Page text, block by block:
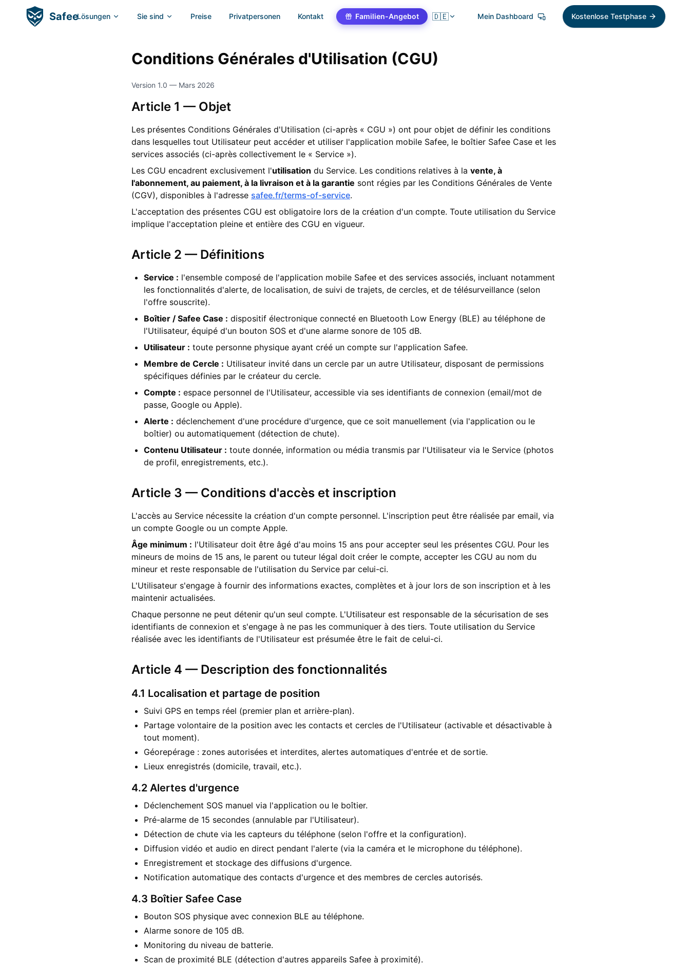
SafeeLösungen Sie sind Preise Privatpersonen Kontakt Familien-Angebot 🇩🇪 Mein Dashboard Kostenlose Testphase
Conditions Générales d'Utilisation (CGU)
Version 1.0 — Mars 2026
Article 1 — Objet
Les présentes Conditions Générales d'Utilisation (ci-après « CGU ») ont pour objet de définir les conditions
dans lesquelles tout Utilisateur peut accéder et utiliser l'application mobile Safee, le boîtier Safee Case et les
services associés (ci-après collectivement le « Service »).
Les CGU encadrent exclusivement l'utilisation du Service. Les conditions relatives à la vente, à
l'abonnement, au paiement, à la livraison et à la garantie sont régies par les Conditions Générales de Vente
(CGV), disponibles à l'adresse safee.fr/terms-of-service.
L'acceptation des présentes CGU est obligatoire lors de la création d'un compte. Toute utilisation du Service
implique l'acceptation pleine et entière des CGU en vigueur.
Article 2 — Définitions
Service : l'ensemble composé de l'application mobile Safee et des services associés, incluant notamment
les fonctionnalités d'alerte, de localisation, de suivi de trajets, de cercles, et de télésurveillance (selon
l'offre souscrite).
Boîtier / Safee Case : dispositif électronique connecté en Bluetooth Low Energy (BLE) au téléphone de
l'Utilisateur, équipé d'un bouton SOS et d'une alarme sonore de 105 dB.
Utilisateur : toute personne physique ayant créé un compte sur l'application Safee.
Membre de Cercle : Utilisateur invité dans un cercle par un autre Utilisateur, disposant de permissions
spécifiques définies par le créateur du cercle.
Compte : espace personnel de l'Utilisateur, accessible via ses identifiants de connexion (email/mot de
passe, Google ou Apple).
Alerte : déclenchement d'une procédure d'urgence, que ce soit manuellement (via l'application ou le
boîtier) ou automatiquement (détection de chute).
Contenu Utilisateur : toute donnée, information ou média transmis par l'Utilisateur via le Service (photos
de profil, enregistrements, etc.).
Article 3 — Conditions d'accès et inscription
L'accès au Service nécessite la création d'un compte personnel. L'inscription peut être réalisée par email, via
un compte Google ou un compte Apple.
Âge minimum : l'Utilisateur doit être âgé d'au moins 15 ans pour accepter seul les présentes CGU. Pour les
mineurs de moins de 15 ans, le parent ou tuteur légal doit créer le compte, accepter les CGU au nom du
mineur et reste responsable de l'utilisation du Service par celui-ci.
L'Utilisateur s'engage à fournir des informations exactes, complètes et à jour lors de son inscription et à les
maintenir actualisées.
Chaque personne ne peut détenir qu'un seul compte. L'Utilisateur est responsable de la sécurisation de ses
identifiants de connexion et s'engage à ne pas les communiquer à des tiers. Toute utilisation du Service
réalisée avec les identifiants de l'Utilisateur est présumée être le fait de celui-ci.
Article 4 — Description des fonctionnalités
4.1 Localisation et partage de position
Suivi GPS en temps réel (premier plan et arrière-plan).
Partage volontaire de la position avec les contacts et cercles de l'Utilisateur (activable et désactivable à
tout moment).
Géorepérage : zones autorisées et interdites, alertes automatiques d'entrée et de sortie.
Lieux enregistrés (domicile, travail, etc.).
4.2 Alertes d'urgence
Déclenchement SOS manuel via l'application ou le boîtier.
Pré-alarme de 15 secondes (annulable par l'Utilisateur).
Détection de chute via les capteurs du téléphone (selon l'offre et la configuration).
Diffusion vidéo et audio en direct pendant l'alerte (via la caméra et le microphone du téléphone).
Enregistrement et stockage des diffusions d'urgence.
Notification automatique des contacts d'urgence et des membres de cercles autorisés.
4.3 Boîtier Safee Case
Bouton SOS physique avec connexion BLE au téléphone.
Alarme sonore de 105 dB.
Monitoring du niveau de batterie.
Scan de proximité BLE (détection d'autres appareils Safee à proximité).